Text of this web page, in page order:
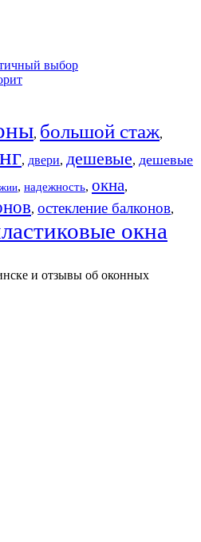
выбор
, большой стаж,
, двери, дешевые, дешевые
, надежность, окна,
, остекление балконов,
окна
и отзывы об оконных